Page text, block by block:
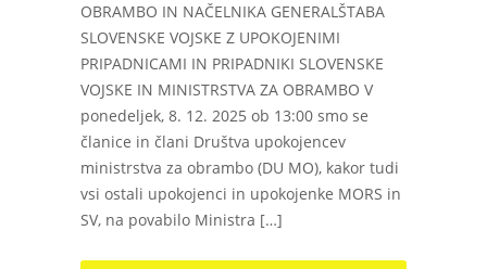
OBRAMBO IN NAČELNIKA GENERALŠTABA
SLOVENSKE VOJSKE Z UPOKOJENIMI
PRIPADNICAMI IN PRIPADNIKI SLOVENSKE
VOJSKE IN MINISTRSTVA ZA OBRAMBO V
ponedeljek, 8. 12. 2025 ob 13:00 smo se
članice in člani Društva upokojencev
ministrstva za obrambo (DU MO), kakor tudi
vsi ostali upokojenci in upokojenke MORS in
SV, na povabilo Ministra […]